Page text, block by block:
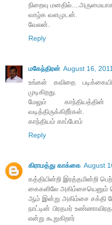
நிறைவு
வாழ்க வளமுடன்.
வேலன்.
Reply
மகேந்திரன் August 16,
உங்கள் கவிதை
முடிகிறது.
மேலும்
வடித்திருக்கிறீர்கள்.
காந்தியம் காப்போம்
Reply
கிராமத்து காக்கை August
கத்தியின்றி இரத்தமின்றி
கைகளிலே
ஆம் இன்று அகிம்சை சக்தி
நாட்டின் பிரதமர்
என்று கூறுகிறார்